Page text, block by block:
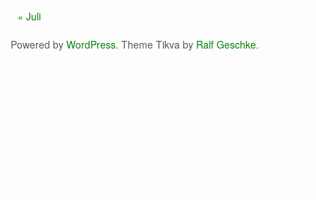
« Juli
Powered by WordPress. Theme Tikva by Ralf Geschke.